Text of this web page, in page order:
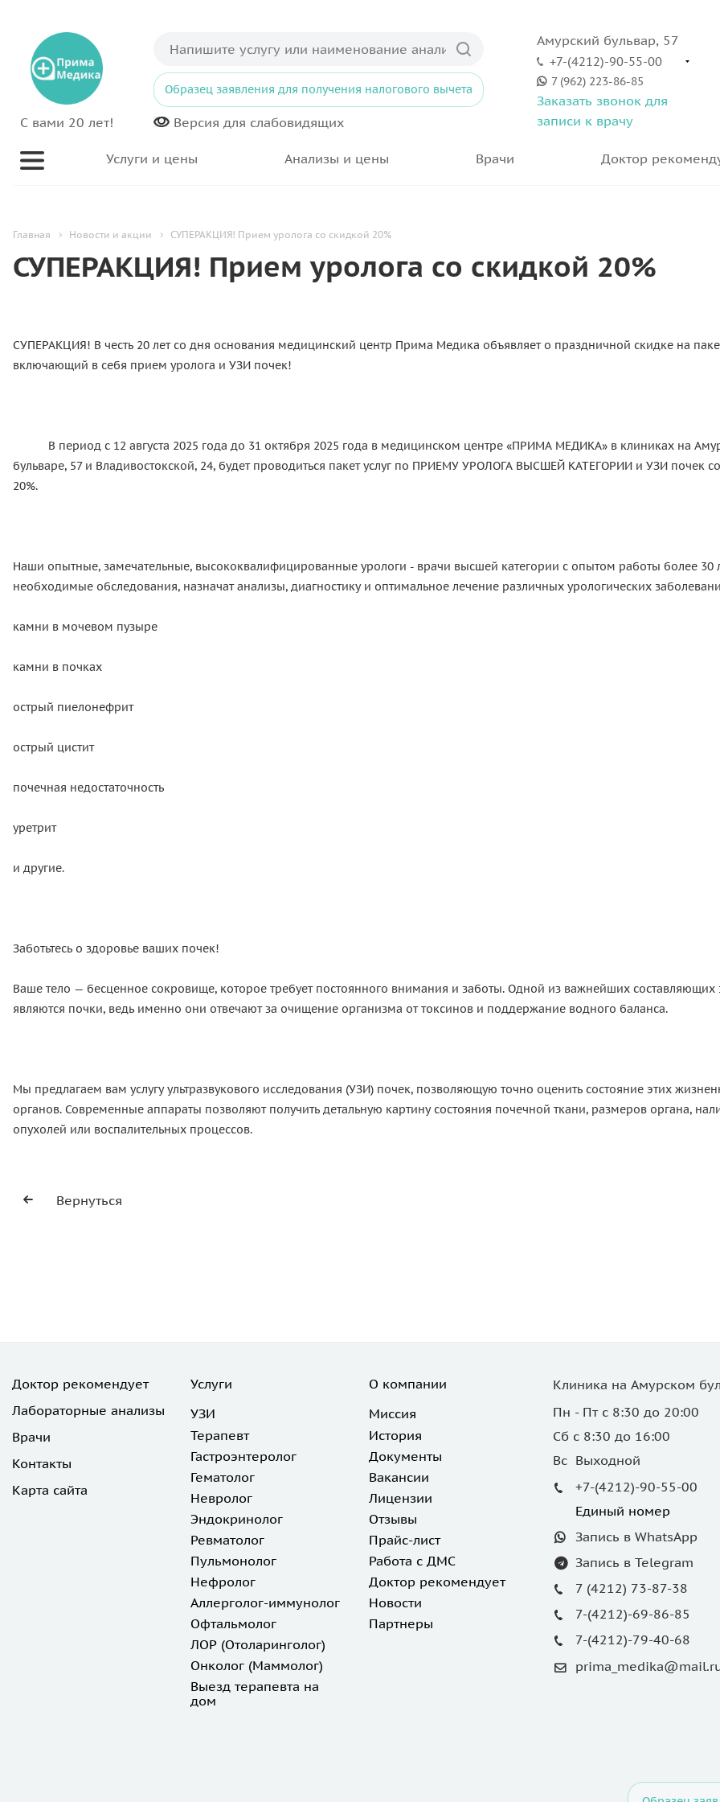
С вами 20 лет!
Образец заявления для получения налогового вычета
Версия для слабовидящих
Амурский бульвар, 57
+7-(4212)-90-55-00
7 (962) 223-86-85
Заказать звонок для
записи к врачу
Услуги и цены Анализы и цены Врачи Доктор
Главная Новости и акции СУПЕРАКЦИЯ! Прием уролога со скидкой 20%
СУПЕРАКЦИЯ! Прием уролога со скидкой 20%
СУПЕРАКЦИЯ! В честь 20 лет со дня основания медицинский центр Прима Медика объявляет о праздничной скидке на
включающий в себя прием уролога и УЗИ почек!
В период с 12 августа 2025 года до 31 октября 2025 года в медицинском центре «ПРИМА МЕДИКА» в клиниках на
бульваре, 57 и Владивостокской, 24, будет проводиться пакет услуг по ПРИЕМУ УРОЛОГА ВЫСШЕЙ КАТЕГОРИИ и УЗИ почек
20%.
Наши опытные, замечательные, высококвалифицированные урологи - врачи высшей категории с опытом работы более 30
необходимые обследования, назначат анализы, диагностику и оптимальное лечение различных урологических
камни в мочевом пузыре
камни в почках
острый пиелонефрит
острый цистит
почечная недостаточность
уретрит
и другие.
Заботьтесь о здоровье ваших почек!
Ваше тело — бесценное сокровище, которое требует постоянного внимания и заботы. Одной из важнейших составляющих
являются почки, ведь именно они отвечают за очищение организма от токсинов и поддержание водного баланса.
Мы предлагаем вам услугу ультразвукового исследования (УЗИ) почек, позволяющую точно оценить состояние этих
органов. Современные аппараты позволяют получить детальную картину состояния почечной ткани, размеров органа,
опухолей или воспалительных процессов.
Вернуться
Доктор рекомендует
Лабораторные анализы
Врачи
Контакты
Карта сайта
Услуги
УЗИ
Терапевт
Гастроэнтеролог
Гематолог
Невролог
Эндокринолог
Ревматолог
Пульмонолог
Нефролог
Аллерголог-иммунолог
Офтальмолог
ЛОР (Отоларинголог)
Онколог (Маммолог)
Выезд терапевта на
дом
О компании
Миссия
История
Документы
Вакансии
Лицензии
Отзывы
Прайс-лист
Работа с ДМС
Доктор рекомендует
Новости
Партнеры
Клиника на Амурском
Пн - Пт с 8:30 до 20:00
Сб с 8:30 до 16:00
Вс Выходной
+7-(4212)-90-55-00
Единый номер
Запись в WhatsApp
Запись в Telegram
7 (4212) 73-87-38
7-(4212)-69-86-85
7-(4212)-79-40-68